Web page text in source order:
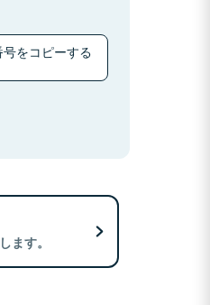
をコピーする
ます。